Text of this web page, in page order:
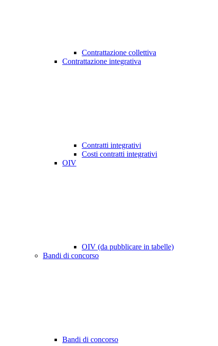
Contrattazione collettiva
Contrattazione integrativa
Contratti integrativi
Costi contratti integrativi
OIV
OIV (da pubblicare in tabelle)
Bandi di concorso
Bandi di concorso